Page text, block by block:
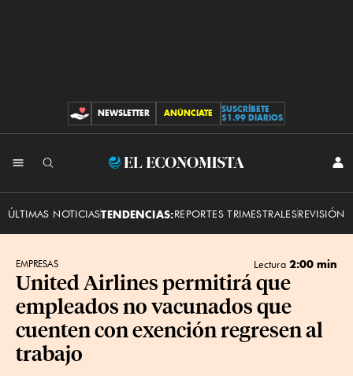
CONTRIBUCIONES
NEWSLETTER ANÚNCIATE
SUSCRÍBETE
$1.99 DIARIOS
El
ÚLTIMAS NOTICIASTENDENCIAS:REPORTES TRIMESTRALESREVISIÓN
EMPRESAS Lectura 2:00 min
United Airlines permitirá que
empleados no vacunados que
cuenten con exención regresen al
trabajo